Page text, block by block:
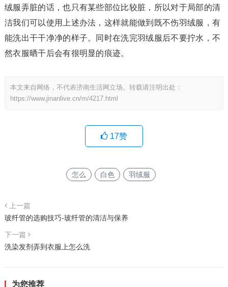
绒服弄脏的话，也只有某些部位比较脏，所以对于局部的清
洁我们可以使用上述办法，这样就能做到既不伤羽绒服，有
能洗出干干净净的样子。同时在洗完羽绒服后不要拧水，不
然衣服晒干后会有很明显的痕迹。
本文来自网络，不代表济南生活网立场。转载请注明出处：
https://www.jinanlive.cn/m/4217.html
17赞
怎么 白色 羽绒服
上一篇
玻纤管的选购技巧-玻纤管的清洁与保养
下一篇
洗染发剂弄到衣服上怎么洗
为您推荐